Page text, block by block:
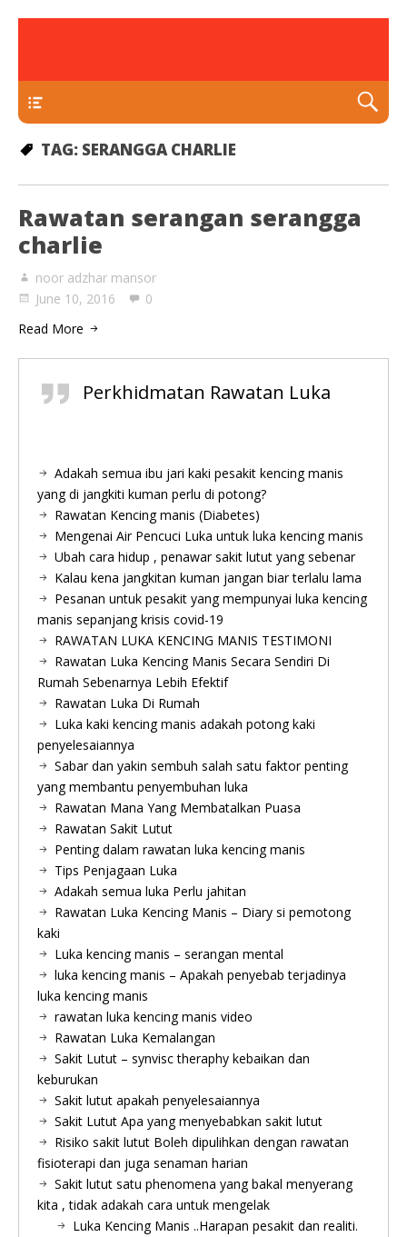
TAG: SERANGGA CHARLIE
Rawatan serangan serangga
charlie
noor adzhar mansor
June 10, 2016
0
Read More
Perkhidmatan Rawatan Luka
Adakah semua ibu jari kaki pesakit kencing manis
yang di jangkiti kuman perlu di potong?
Rawatan Kencing manis (Diabetes)
Mengenai Air Pencuci Luka untuk luka kencing manis
Ubah cara hidup , penawar sakit lutut yang sebenar
Kalau kena jangkitan kuman jangan biar terlalu lama
Pesanan untuk pesakit yang mempunyai luka kencing
manis sepanjang krisis covid-19
RAWATAN LUKA KENCING MANIS TESTIMONI
Rawatan Luka Kencing Manis Secara Sendiri Di
Rumah Sebenarnya Lebih Efektif
Rawatan Luka Di Rumah
Luka kaki kencing manis adakah potong kaki
penyelesaiannya
Sabar dan yakin sembuh salah satu faktor penting
yang membantu penyembuhan luka
Rawatan Mana Yang Membatalkan Puasa
Rawatan Sakit Lutut
Penting dalam rawatan luka kencing manis
Tips Penjagaan Luka
Adakah semua luka Perlu jahitan
Rawatan Luka Kencing Manis – Diary si pemotong
kaki
Luka kencing manis – serangan mental
luka kencing manis – Apakah penyebab terjadinya
luka kencing manis
rawatan luka kencing manis video
Rawatan Luka Kemalangan
Sakit Lutut – synvisc theraphy kebaikan dan
keburukan
Sakit lutut apakah penyelesaiannya
Sakit Lutut Apa yang menyebabkan sakit lutut
Risiko sakit lutut Boleh dipulihkan dengan rawatan
fisioterapi dan juga senaman harian
Sakit lutut satu phenomena yang bakal menyerang
kita , tidak adakah cara untuk mengelak
Luka Kencing Manis ..Harapan pesakit dan realiti.